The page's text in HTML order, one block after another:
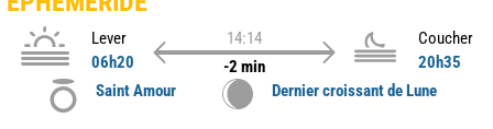
Lever
06h20
14:14
-2 min
Coucher
20h35
Saint Amour
Dernier croissant de Lune